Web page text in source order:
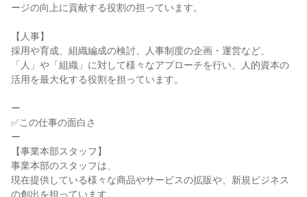
ージの向上に貢献する役割の担っています。
【人事】
採用や育成、組織編成の検討、人事制度の企画・運営など、
「人」や「組織」に対して様々なアプローチを行い、人的資本の
活用を最大化する役割を担っています。
ー
✅この仕事の面白さ
ー
【事業本部スタッフ】
事業本部のスタッフは、
現在提供している様々な商品やサービスの拡販や、新規ビジネス
の創出を担っています。